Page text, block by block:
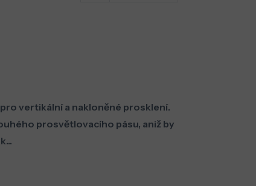
vertikální a nakloněné prosklení.
prosvětlovacího pásu, aniž by